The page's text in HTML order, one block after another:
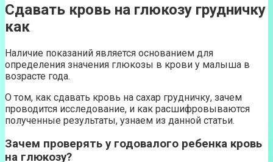
Сдавать кровь на глюкозу грудничку
как
Наличие показаний является основанием для
определения значения глюкозы в крови у малыша в
возрасте года.
О том, как сдавать кровь на сахар грудничку, зачем
проводится исследование, и как расшифровываются
полученные результаты, узнаем из данной статьи.
Зачем проверять у годовалого ребенка кровь
на глюкозу?